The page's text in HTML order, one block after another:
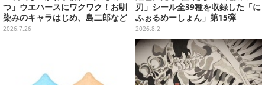
つ」ウエハースにワクワク！お馴
染みのキャラはじめ、島二郎など
セイレーン編カード全22種
2026.7.26
刃」シール全39種を収録した「に
ふぉるめーしょん」第15弾
2026.8.2